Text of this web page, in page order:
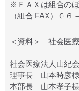
※ＦＡＸは組合の
（組合 FAX）０６
＜資料＞ 社会医
社会医療法人山紀会
理事長 山本時彦様
本部長 山本孝子様